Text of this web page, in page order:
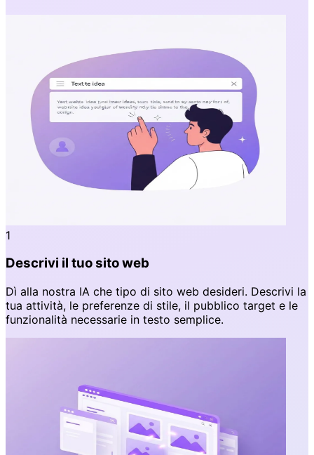
1
Descrivi il tuo sito web
Dì alla nostra IA che tipo di sito web desideri. Descrivi la
tua attività, le preferenze di stile, il pubblico target e le
funzionalità necessarie in testo semplice.